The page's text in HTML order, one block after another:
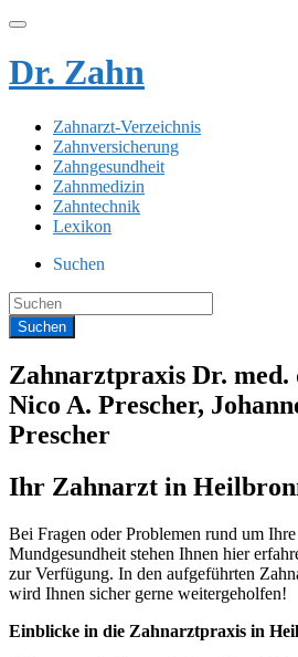
Dr. Zahn
Zahnarzt-Verzeichnis
Zahnversicherung
Zahngesundheit
Zahnmedizin
Zahntechnik
Lexikon
Suchen
Zahnarztpraxis Dr. med.
Nico A. Prescher,
Prescher
Ihr Zahnarzt in
Bei Fragen oder Problemen rund um
Mundgesundheit stehen Ihnen hier
zur Verfügung. In den aufgeführten
wird Ihnen sicher gerne weitergeholfen!
Einblicke in die Zahnarztpraxis in